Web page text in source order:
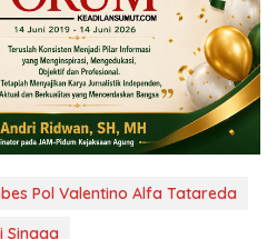
Pol Valentino Alfa Tatareda
Sinaga